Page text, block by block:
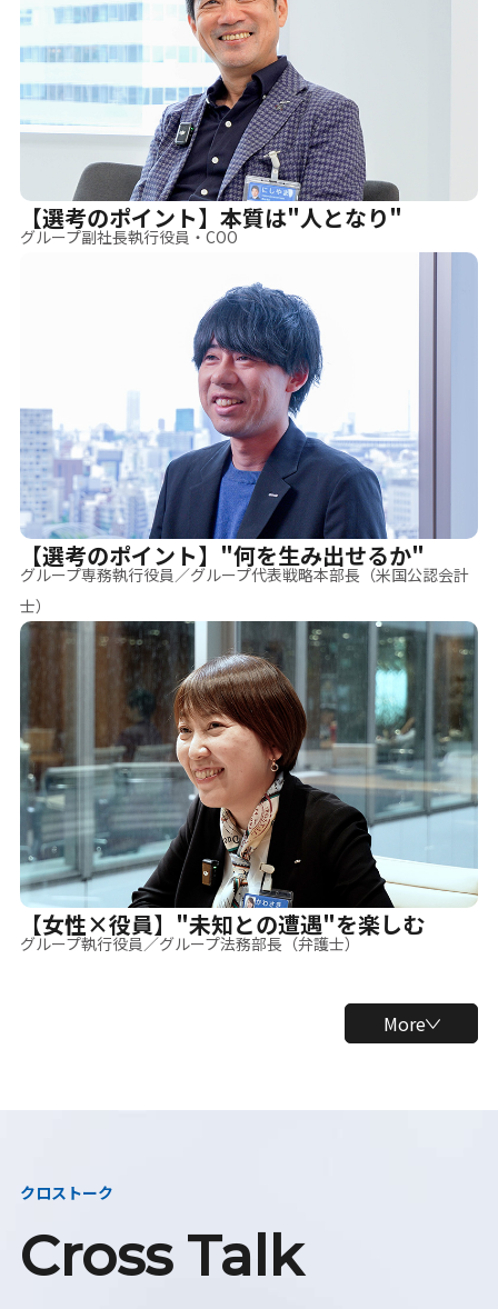
【選考のポイント】本質は"人となり"
グループ副社長執行役員・COO
【選考のポイント】"何を生み出せるか"
グループ専務執行役員／グループ代表戦略本部長（米国公認会計
士）
【女性×役員】"未知との遭遇"を楽しむ
グループ執行役員／グループ法務部長（弁護士）
More
クロストーク
Cross Talk